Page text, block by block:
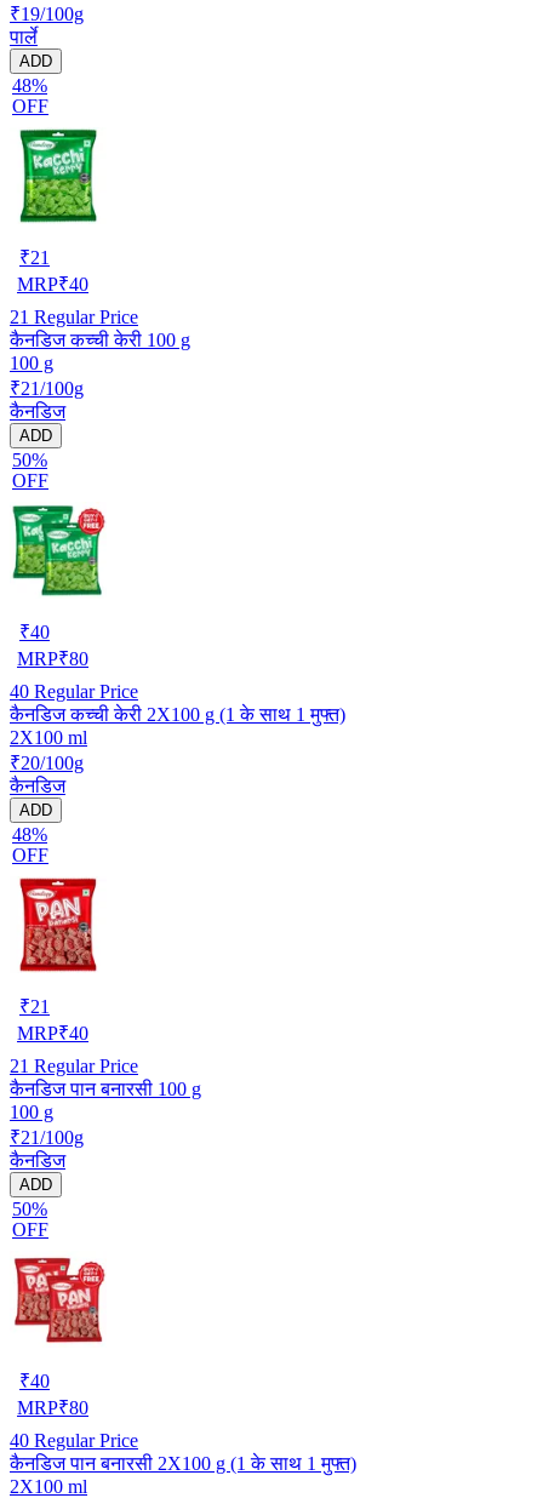
₹19/100g
पार्ले
ADD
48%
OFF
₹21
MRP₹40
21 Regular Price
कैनडिज कच्ची केरी 100 g
100 g
₹21/100g
कैनडिज
ADD
50%
OFF
₹40
MRP₹80
40 Regular Price
कैनडिज कच्ची केरी 2X100 g (1 के साथ 1 मुफ्त)
2X100 ml
₹20/100g
कैनडिज
ADD
48%
OFF
₹21
MRP₹40
21 Regular Price
कैनडिज पान बनारसी 100 g
100 g
₹21/100g
कैनडिज
ADD
50%
OFF
₹40
MRP₹80
40 Regular Price
कैनडिज पान बनारसी 2X100 g (1 के साथ 1 मुफ्त)
2X100 ml